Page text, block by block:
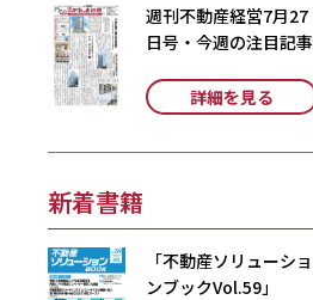
週刊不動産経営7月27
日号・今週の注目記事
詳細を見る
新着書籍
「不動産ソリューショ
ンブックVol.59」